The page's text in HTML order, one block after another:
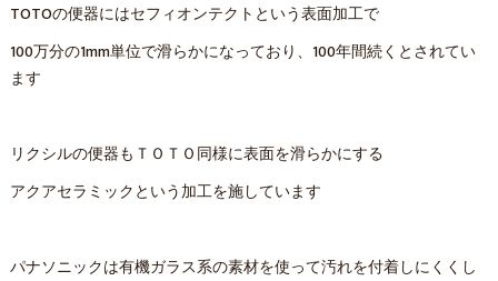
TOTOの便器にはセフィオンテクトという表面加工で
100万分の1mm単位で滑らかになっており、100年間続くとされてい
ます
リクシルの便器もＴＯＴＯ同様に表面を滑らかにする
アクアセラミックという加工を施しています
パナソニックは有機ガラス系の素材を使って汚れを付着しにくくし